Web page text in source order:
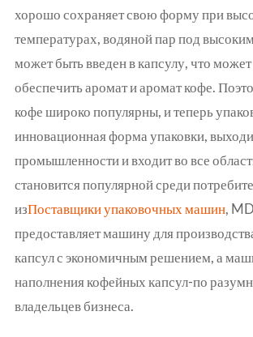
хорошо сохраняет свою форму при
температурах, водяной пар под
может быть введен в капсулу, что
обеспечить аромат и аромат кофе.
кофе широко популярны, и теперь
инновационная форма упаковки,
промышленности и входит во все
становится популярной среди
изПоставщики упаковочных машин,
предоставляет машину для
капсул с экономичным решением, а
наполнения кофейных капсул-по
владельцев бизнеса.